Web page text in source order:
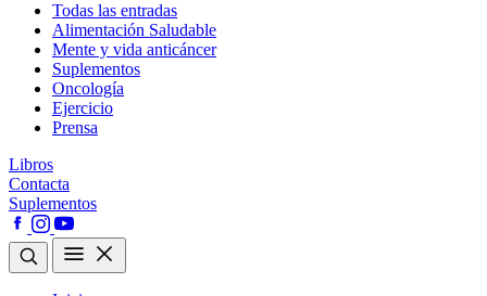
Todas las entradas
Alimentación Saludable
Mente y vida anticáncer
Suplementos
Oncología
Ejercicio
Prensa
Libros
Contacta
Suplementos